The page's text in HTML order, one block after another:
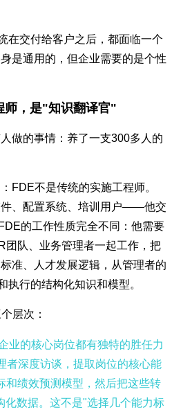
在交付给客户之后，都面临一个
是通用的，但企业需要的是个性
师，是"知识翻译官"
做的事情：养了一支300多人的
FDE不是传统的实施工程师。
件、配置系统、培训用户——他交
的工作性质完全不同：他需要
团队、业务管理者一起工作，把
准、人才发展逻辑，从管理者的
执行的结构化知识和模型。
层次：
业的核心岗位都有独特的胜任力
者深度访谈，提取岗位的核心能
和绩效预测模型，然后把这些转
化数据。这不是"选择几个能力标